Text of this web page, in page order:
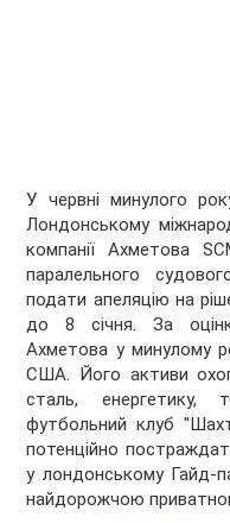
У червні минулого
Лондонському
компанії Ахметова
паралельного
подати апеляцію на
до 8 січня. За
Ахметова у минулому
США. Його активи
сталь, енергетику,
футбольний клуб
потенційно
у лондонському Гайд-
найдорожчою